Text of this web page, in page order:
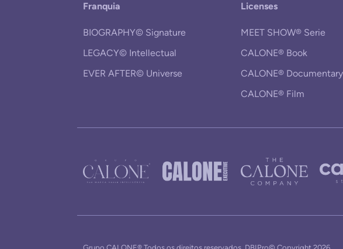
Franquia
BIOGRAPHY© Signature
LEGACY© Intellectual
EVER AFTER© Universe
Licenses
MEET SHOW® Serie
CALONE® Book
CALONE® Documentary
CALONE® Film